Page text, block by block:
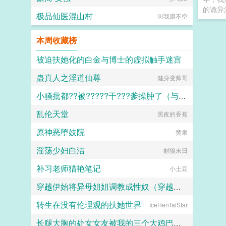
的诡
者的文，也别在其他作者评论区提及
本文，尊重他人创作成果。4评论区
请友好交流，和平讨论，禁止人身攻
击，请尽量别写带颜色的段子，走进
评论区遍地裤子实在太过超前。6吵
架伤财运，祝大家恭喜发财。专栏预
收非传统求爱法则求收藏...
极品仙医混山村 叫我康不空
本周收藏榜
被迫扶她化的白金与博士的虚拟触手迷宫
白虚
蛊真人之淫道仙尊 健身变帅哥
小骚批都??被?????干???爹操肿了（与狼共枕）
百无禁忌
乱伦天堂 黑夜的香蕉
原神恶堕妓院 黄泉
淫荡少妇白洁 豺狼末日
补习老师猎艳笔记 小土豆
穿越伊始将异母姐姐调教成性奴（穿越到异世界把高贵强大的女性征服至胯下）
dark
转生在没有伦理观的扶她世界 IceHenTaiStar
长腿大胸的处女女友被我的三个大鸡巴室友轮番调教，狠狠灌精直到怀孕